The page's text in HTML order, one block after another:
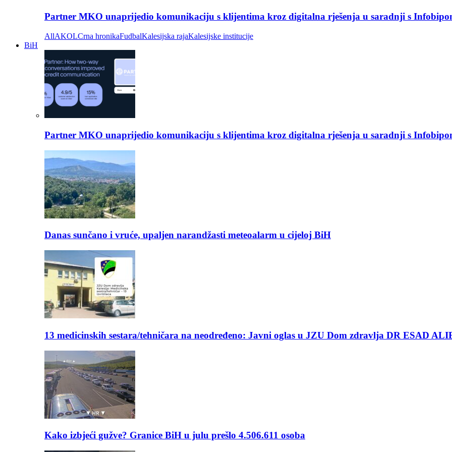
Partner MKO unaprijedio komunikaciju s klijentima kroz digitalna rješenja u saradnji s
AllAKOLCrna hronikaFudbalKalesijska rajaKalesijske institucije
BiH
Partner MKO unaprijedio komunikaciju s klijentima kroz digitalna rješenja u saradnji s
Danas sunčano i vruće, upaljen narandžasti meteoalarm u cijeloj BiH
13 medicinskih sestara/tehničara na neodređeno: Javni oglas u JZU Dom zdravlja DR ESAD
Kako izbjeći gužve? Granice BiH u julu prešlo 4.506.611 osoba